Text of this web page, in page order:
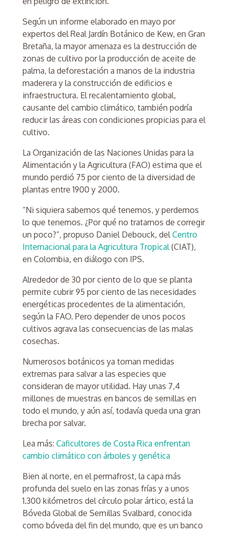
Según un informe elaborado en mayo por
expertos del Real Jardín Botánico de Kew, en Gran
Bretaña, la mayor amenaza es la destrucción de
zonas de cultivo por la producción de aceite de
palma, la deforestación a manos de la industria
maderera y la construcción de edificios e
infraestructura. El recalentamiento global,
causante del cambio climático, también podría
reducir las áreas con condiciones propicias para el
cultivo.
La Organización de las Naciones Unidas para la
Alimentación y la Agricultura (FAO) estima que el
mundo perdió 75 por ciento de la diversidad de
plantas entre 1900 y 2000.
“Ni siquiera sabemos qué tenemos, y perdemos
lo que tenemos. ¿Por qué no tratamos de corregir
un poco?”, propuso Daniel Debouck, del Centro
Internacional para la Agricultura Tropical (CIAT),
en Colombia, en diálogo con IPS.
Alrededor de 30 por ciento de lo que se planta
permite cubrir 95 por ciento de las necesidades
energéticas procedentes de la alimentación,
según la FAO. Pero depender de unos pocos
cultivos agrava las consecuencias de las malas
cosechas.
Numerosos botánicos ya toman medidas
extremas para salvar a las especies que
consideran de mayor utilidad. Hay unas 7,4
millones de muestras en bancos de semillas en
todo el mundo, y aún así, todavía queda una gran
brecha por salvar.
Lea más: Caficultores de Costa Rica enfrentan
cambio climático con árboles y genética
Bien al norte, en el permafrost, la capa más
profunda del suelo en las zonas frías y a unos
1.300 kilómetros del círculo polar ártico, está la
Bóveda Global de Semillas Svalbard, conocida
como bóveda del fin del mundo, que es un banco